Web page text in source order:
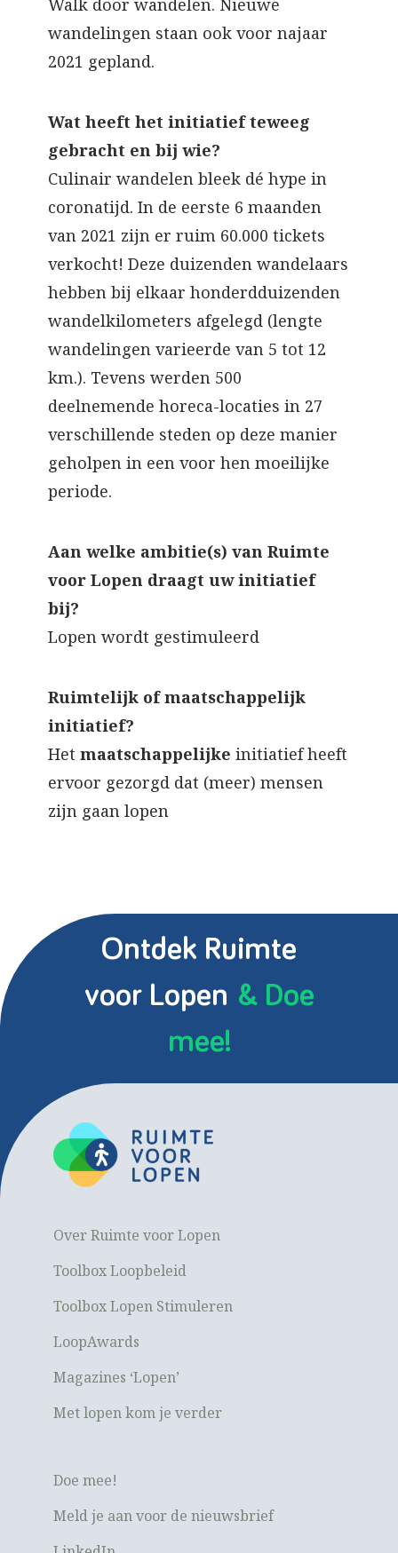
Walk door wandelen. Nieuwe
wandelingen staan ook voor najaar
2021 gepland.
Wat heeft het initiatief teweeg
gebracht en bij wie?
Culinair wandelen bleek dé hype in
coronatijd. In de eerste 6 maanden
van 2021 zijn er ruim 60.000 tickets
verkocht! Deze duizenden wandelaars
hebben bij elkaar honderdduizenden
wandelkilometers afgelegd (lengte
wandelingen varieerde van 5 tot 12
km.). Tevens werden 500
deelnemende horeca-locaties in 27
verschillende steden op deze manier
geholpen in een voor hen moeilijke
periode.
Aan welke ambitie(s) van Ruimte
voor Lopen draagt uw initiatief
bij?
Lopen wordt gestimuleerd
Ruimtelijk of maatschappelijk
initiatief?
Het maatschappelijke initiatief heeft
ervoor gezorgd dat (meer) mensen
zijn gaan lopen
Ontdek Ruimte
voor Lopen & Doe
mee!
Over Ruimte voor Lopen
Toolbox Loopbeleid
Toolbox Lopen Stimuleren
LoopAwards
Magazines ‘Lopen’
Met lopen kom je verder
Doe mee!
Meld je aan voor de nieuwsbrief